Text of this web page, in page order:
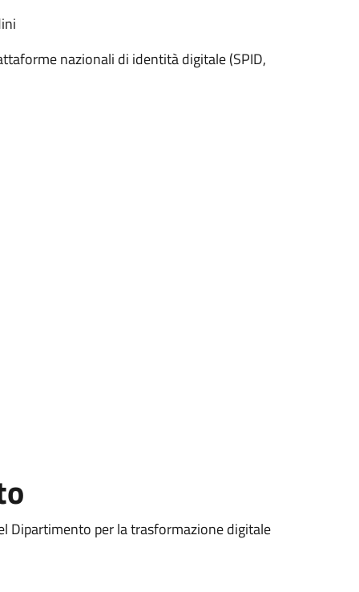
nazionali di identità digitale (SPID,
Dipartimento per la trasformazione digitale